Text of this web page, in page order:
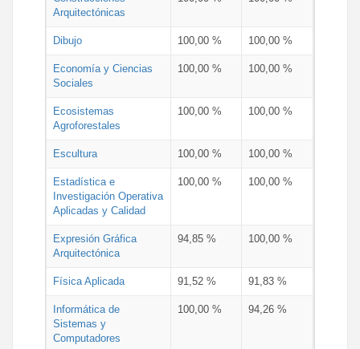
Arquitectónicas
Dibujo 100,00 % 100,00 %
Economía y Ciencias
Sociales
100,00 % 100,00 %
Ecosistemas
Agroforestales
100,00 % 100,00 %
Escultura 100,00 % 100,00 %
Estadística e
Investigación Operativa
Aplicadas y Calidad
100,00 % 100,00 %
Expresión Gráfica
Arquitectónica
94,85 % 100,00 %
Física Aplicada 91,52 % 91,83 %
Informática de
Sistemas y
Computadores
100,00 % 94,26 %